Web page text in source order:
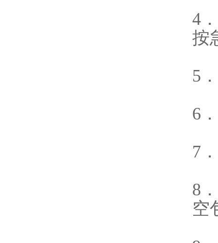
4
按
5
6
7
8
空